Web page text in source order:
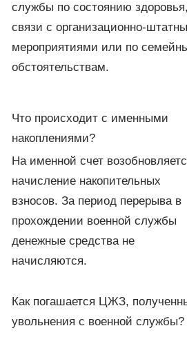
службы по состоянию
связи с организационно-
мероприятиями или по
обстоятельствам.
Что происходит с именными
накоплениями?
На именной счет
начисление накопительных
взносов. За период перерыва в
прохождении военной службы
денежные средства не
начисляются.
Как погашается ЦЖЗ,
увольнения с военной службы?